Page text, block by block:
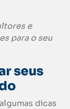
e
para o seu
seus
dicas